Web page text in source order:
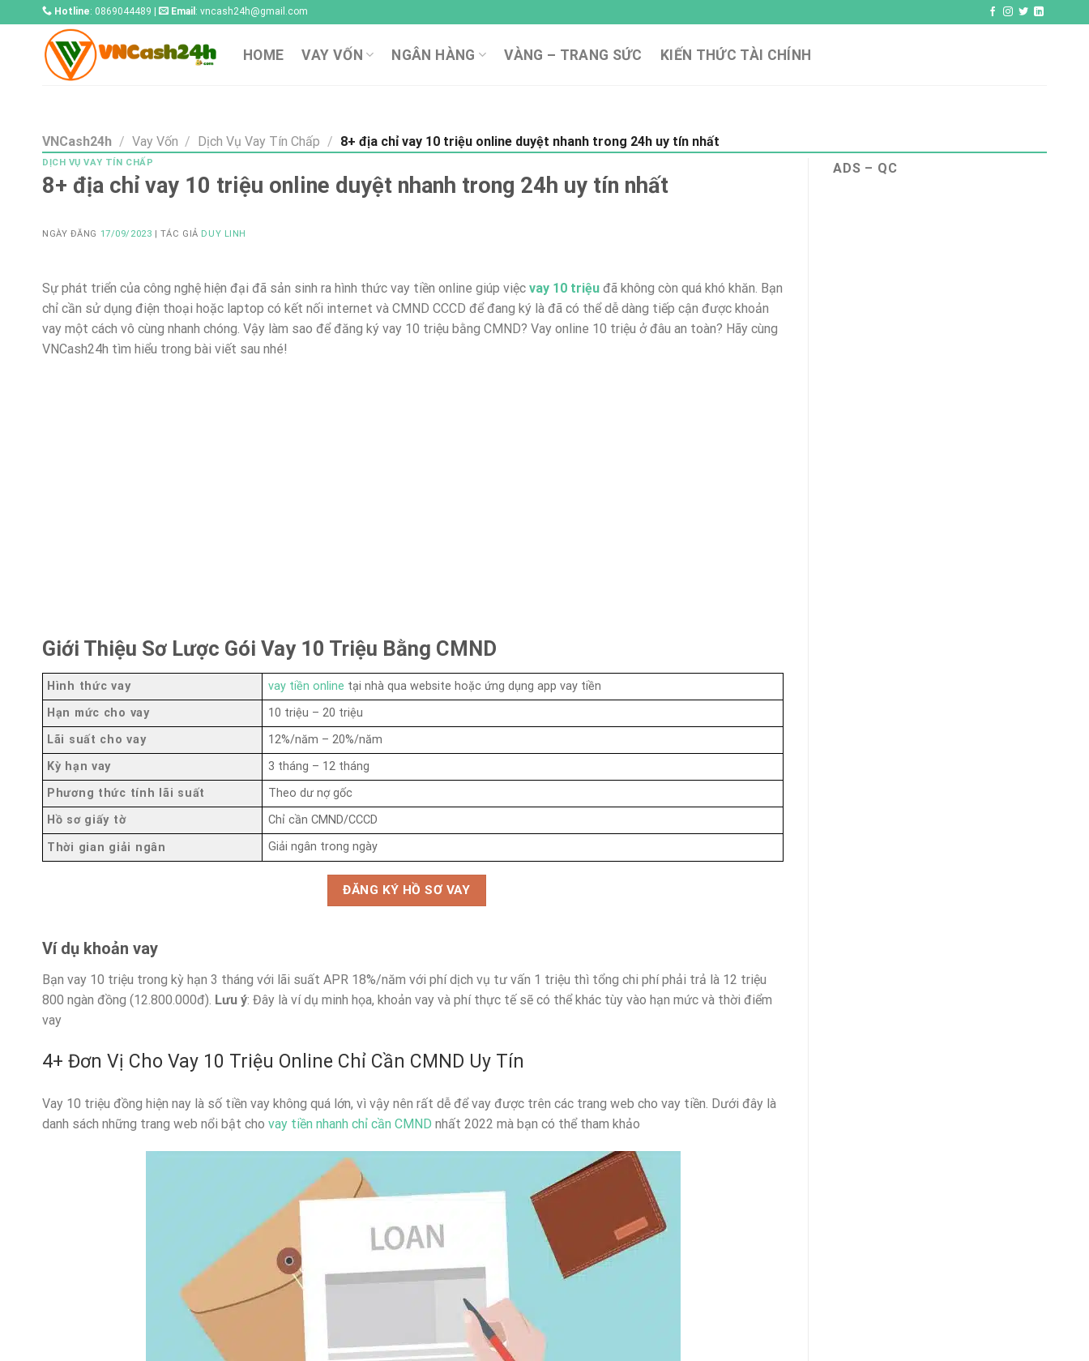
to
Hotline: 0869044489 | Email : vncash24h@gmail.com
HOME VAY VỐN NGÂN HÀNG VÀNG – TRANG SỨC KIẾN THỨC TÀI CHÍNH
VNCash24h / Vay Vốn / Dịch Vụ Vay Tín Chấp / 8+ địa chỉ vay 10 triệu online duyệt nhanh trong 24h uy tín nhất
DỊCH VỤ VAY TÍN CHẤP
8+ địa chỉ vay 10 triệu online duyệt nhanh trong 24h uy tín nhất
NGÀY ĐĂNG 17/09/2023 | TÁC GIẢ DUY LINH
Sự phát triển của công nghệ hiện đại đã sản sinh ra hình thức vay tiền online giúp việc vay 10 triệu đã không còn quá khó khăn. Bạn
chỉ cần sử dụng điện thoại hoặc laptop có kết nối internet và CMND CCCD để đang ký là đã có thể dễ dàng tiếp cận được khoản
vay một cách vô cùng nhanh chóng. Vậy làm sao để đăng ký vay 10 triệu bằng CMND? Vay online 10 triệu ở đâu an toàn? Hãy cùng
VNCash24h tìm hiểu trong bài viết sau nhé!
Giới Thiệu Sơ Lược Gói Vay 10 Triệu Bằng CMND
Hình thức vay vay tiền online tại nhà qua website hoặc ứng dụng app vay tiền
Hạn mức cho vay
10 triệu – 20 triệu
Lãi suất cho vay
12%/năm – 20%/năm
Kỳ hạn vay
3 tháng – 12 tháng
Phương thức tính lãi suất
Theo dư nợ gốc
Hồ sơ giấy tờ
Chỉ cần CMND/CCCD
Thời gian giải ngân
Giải ngân trong ngày
ĐĂNG KÝ HỒ SƠ VAY
Ví dụ khoản vay
Bạn vay 10 triệu trong kỳ hạn 3 tháng với lãi suất APR 18%/năm với phí dịch vụ tư vấn 1 triệu thì tổng chi phí phải trả là 12 triệu
800 ngàn đồng (12.800.000đ). Lưu ý: Đây là ví dụ minh họa, khoản vay và phí thực tế sẽ có thể khác tùy vào hạn mức và thời điểm
vay
4+ Đơn Vị Cho Vay 10 Triệu Online Chỉ Cần CMND Uy Tín
Vay 10 triệu đồng hiện nay là số tiền vay không quá lớn, vì vậy nên rất dễ để vay được trên các trang web cho vay tiền. Dưới đây là
danh sách những trang web nổi bật cho vay tiền nhanh chỉ cần CMND nhất 2022 mà bạn có thể tham khảo
ADS – QC